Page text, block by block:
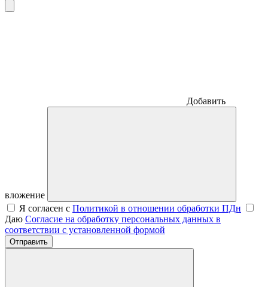
Добавить
вложение
Я согласен с Политикой в отношении обработки ПДн
Даю Согласие на обработку персональных данных в
соответствии с установленной формой
Отправить